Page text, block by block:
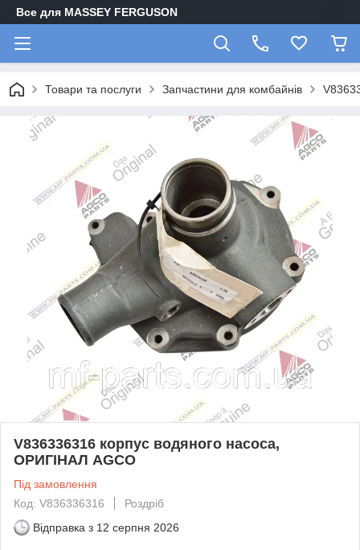
Все для MASSEY FERGUSON
Товари та послуги Запчастини для комбайнів
V836336316 корпус водяного насоса,
ОРИГІНАЛ AGCO
Під замовлення
Код: V836336316
Роздріб
Відправка з 12 серпня 2026